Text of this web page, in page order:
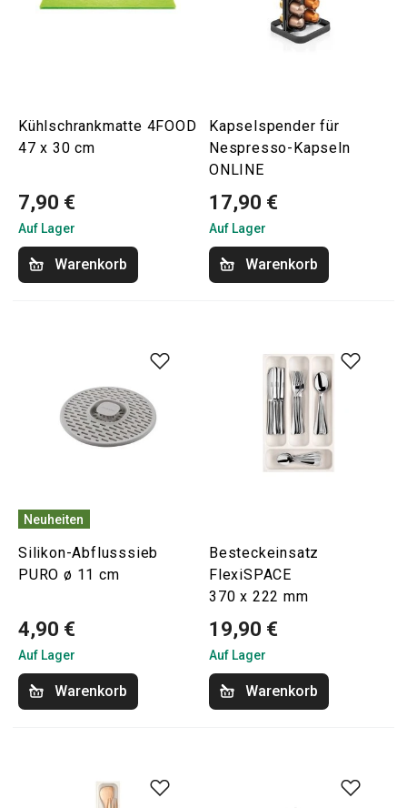
Kühlschrankmatte 4FOOD
47 x 30 cm
7,90 €
Auf Lager
Warenkorb
Kapselspender für
Nespresso-Kapseln
ONLINE
17,90 €
Auf Lager
Warenkorb
Neuheiten
Silikon-Abflusssieb
PURO ø 11 cm
4,90 €
Auf Lager
Warenkorb
Besteckeinsatz
FlexiSPACE
370 x 222 mm
19,90 €
Auf Lager
Warenkorb